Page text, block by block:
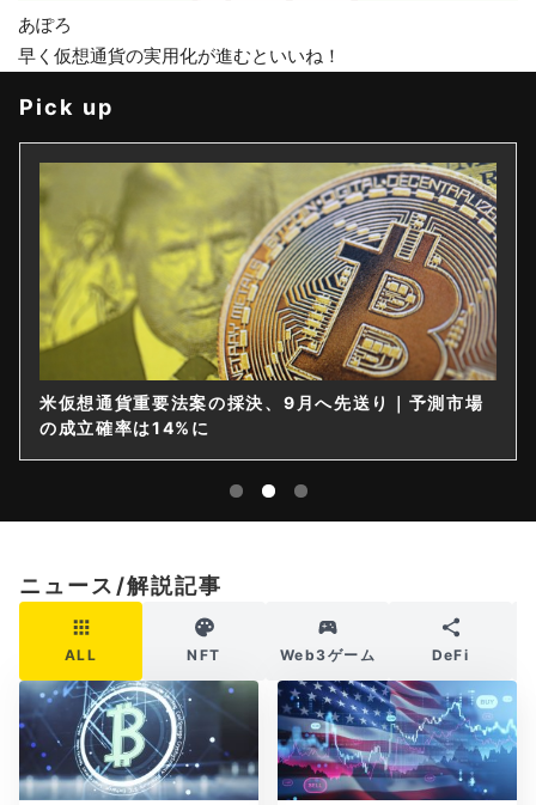
あぽろ
早く仮想通貨の実用化が進むといいね！
Pick up
米仮想通貨重要法案の採決、9月へ先送り｜予測市場
の成立確率は14%に
ニュース/解説記事
ALL NFT Web3ゲーム DeFi